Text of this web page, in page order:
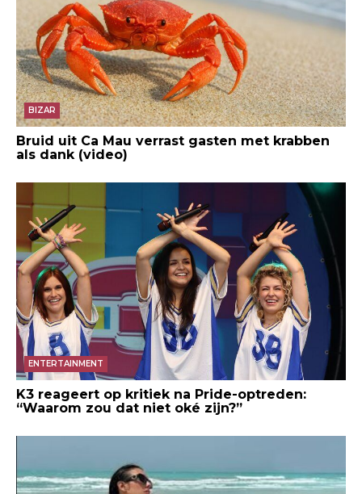
BIZAR
Bruid uit Ca Mau verrast gasten met krabben
als dank (video)
ENTERTAINMENT
K3 reageert op kritiek na Pride-optreden:
“Waarom zou dat niet oké zijn?”